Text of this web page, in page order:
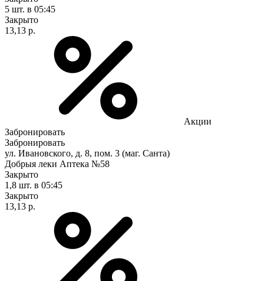
5 шт. в 05:45
Закрыто
13,13 р.
Акции
Забронировать
Забронировать
ул. Ивановского, д. 8, пом. 3 (маг. Санта)
Добрыя леки Аптека №58
Закрыто
1,8 шт. в 05:45
Закрыто
13,13 р.